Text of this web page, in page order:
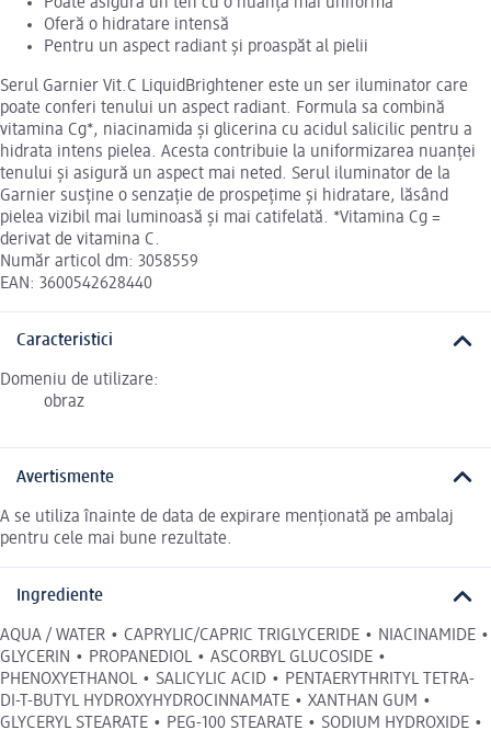
Oferă o hidratare intensă
Pentru un aspect radiant și proaspăt al pielii
Serul Garnier Vit.C LiquidBrightener este un ser iluminator care
poate conferi tenului un aspect radiant. Formula sa combină
vitamina Cg*, niacinamida și glicerina cu acidul salicilic pentru a
hidrata intens pielea. Acesta contribuie la uniformizarea nuanței
tenului și asigură un aspect mai neted. Serul iluminator de la
Garnier susține o senzație de prospețime și hidratare, lăsând
pielea vizibil mai luminoasă și mai catifelată. *Vitamina Cg =
derivat de vitamina C.
Număr articol dm: 3058559
EAN: 3600542628440
Caracteristici
Domeniu de utilizare:
obraz
Avertismente
A se utiliza înainte de data de expirare menționată pe ambalaj
pentru cele mai bune rezultate.
Ingrediente
AQUA / WATER • CAPRYLIC/CAPRIC TRIGLYCERIDE • NIACINAMIDE •
GLYCERIN • PROPANEDIOL • ASCORBYL GLUCOSIDE •
PHENOXYETHANOL • SALICYLIC ACID • PENTAERYTHRITYL TETRA-
DI-T-BUTYL HYDROXYHYDROCINNAMATE • XANTHAN GUM •
GLYCERYL STEARATE • PEG-100 STEARATE • SODIUM HYDROXIDE •